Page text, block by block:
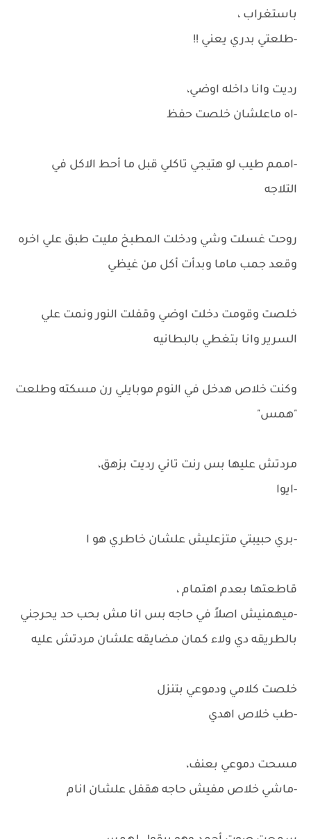
باستغراب ،
-طلعتي بدري يعني !!
رديت وانا داخله اوضي،
-اه ماعلشان خلصت حفظ
-اممم طيب لو هتيجي تاكلي قبل ما أحط الاكل في
التلاجه
روحت غسلت وشي ودخلت المطبخ مليت طبق علي اخره
وقعد جمب ماما وبدأت أكل من غيظي
خلصت وقومت دخلت اوضي وقفلت النور ونمت علي
السرير وانا بتغطي بالبطانيه
وكنت خلاص هدخل في النوم موبايلي رن مسكته وطلعت
"همس"
مردتش عليها بس رنت تاني رديت بزهق،
-ايوا
-بري حبيبتي متزعليش علشان خاطري هو ا
قاطعتها بعدم اهتمام ،
-ميهمنيش اصلاً في حاجه بس انا مش بحب حد يحرجني
بالطريقه دي ولاء كمان مضايقه علشان مردتش عليه
خلصت كلامي ودموعي بتنزل
-طب خلاص اهدي
مسحت دموعي بعنف،
-ماشي خلاص مفيش حاجه هقفل علشان انام